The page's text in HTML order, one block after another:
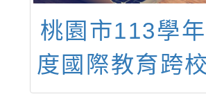
桃園市113學年
度國際教育跨校
社群教育桌遊